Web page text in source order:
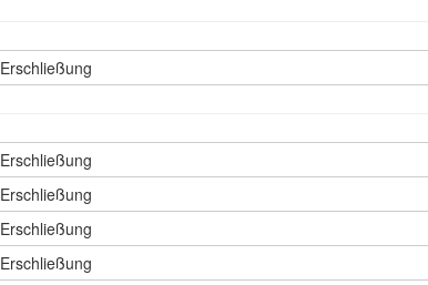
Erschließung
Erschließung
Erschließung
Erschließung
Erschließung